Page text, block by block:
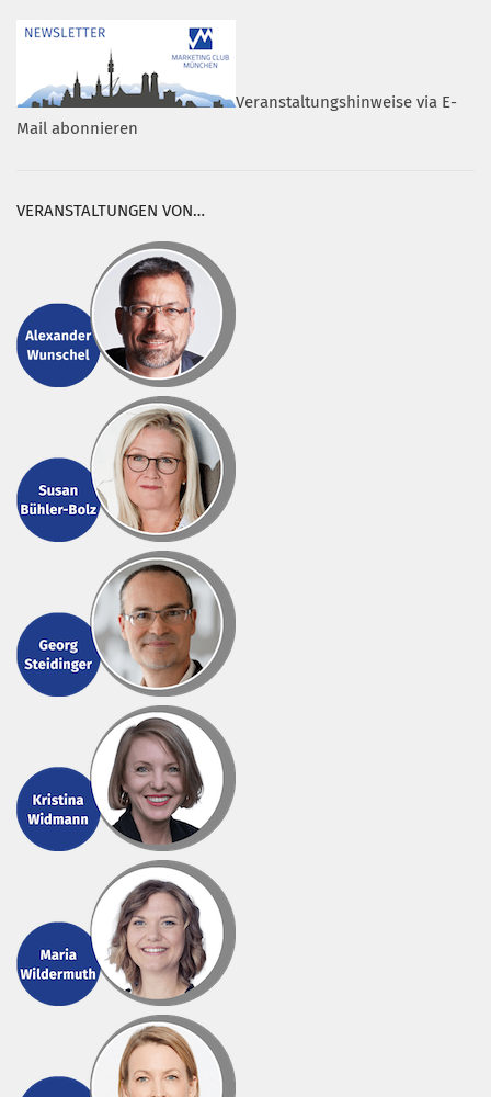
Veranstaltungshinweise via E-
Mail abonnieren
VERANSTALTUNGEN VON…